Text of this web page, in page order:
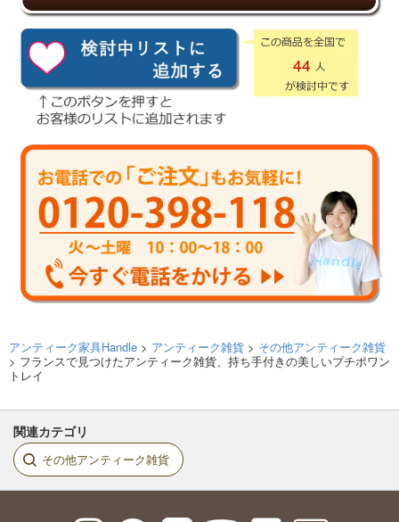
44
アンティーク家具Handle > アンティーク雑貨 > その他アンティーク雑貨
> フランスで見つけたアンティーク雑貨、持ち手付きの美しいプチポワン
トレイ
関連カテゴリ
その他アンティーク雑貨